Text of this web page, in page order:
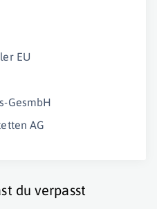
EU
GesmbH
AG
du verpasst